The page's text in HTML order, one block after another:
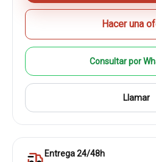
Hacer una
Consultar por
Llamar
Entrega 24/48h